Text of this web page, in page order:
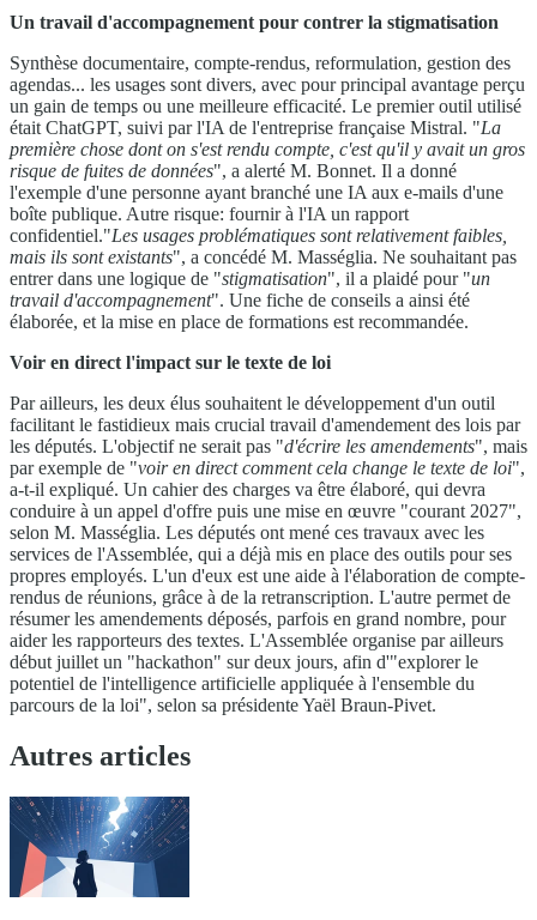
Un travail d'accompagnement pour contrer la stigmatisation
Synthèse documentaire, compte-rendus, reformulation, gestion des
agendas... les usages sont divers, avec pour principal avantage perçu
un gain de temps ou une meilleure efficacité. Le premier outil utilisé
était ChatGPT, suivi par l'IA de l'entreprise française Mistral. "La
première chose dont on s'est rendu compte, c'est qu'il y avait un gros
risque de fuites de données", a alerté M. Bonnet. Il a donné
l'exemple d'une personne ayant branché une IA aux e-mails d'une
boîte publique. Autre risque: fournir à l'IA un rapport
confidentiel."Les usages problématiques sont relativement faibles,
mais ils sont existants", a concédé M. Masséglia. Ne souhaitant pas
entrer dans une logique de "stigmatisation", il a plaidé pour "un
travail d'accompagnement". Une fiche de conseils a ainsi été
élaborée, et la mise en place de formations est recommandée.
Voir en direct l'impact sur le texte de loi
Par ailleurs, les deux élus souhaitent le développement d'un outil
facilitant le fastidieux mais crucial travail d'amendement des lois par
les députés. L'objectif ne serait pas "d'écrire les amendements", mais
par exemple de "voir en direct comment cela change le texte de loi",
a-t-il expliqué. Un cahier des charges va être élaboré, qui devra
conduire à un appel d'offre puis une mise en œuvre "courant 2027",
selon M. Masséglia. Les députés ont mené ces travaux avec les
services de l'Assemblée, qui a déjà mis en place des outils pour ses
propres employés. L'un d'eux est une aide à l'élaboration de compte-
rendus de réunions, grâce à de la retranscription. L'autre permet de
résumer les amendements déposés, parfois en grand nombre, pour
aider les rapporteurs des textes. L'Assemblée organise par ailleurs
début juillet un "hackathon" sur deux jours, afin d'"explorer le
potentiel de l'intelligence artificielle appliquée à l'ensemble du
parcours de la loi", selon sa présidente Yaël Braun-Pivet.
Autres articles